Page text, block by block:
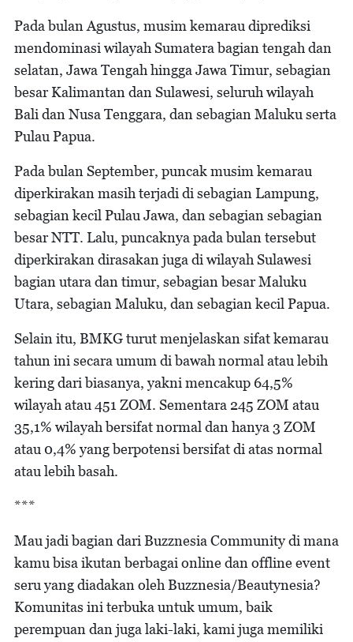
Pada bulan Agustus, musim kemarau diprediksi
mendominasi wilayah Sumatera bagian tengah dan
selatan, Jawa Tengah hingga Jawa Timur, sebagian
besar Kalimantan dan Sulawesi, seluruh wilayah
Bali dan Nusa Tenggara, dan sebagian Maluku serta
Pulau Papua.
Pada bulan September, puncak musim kemarau
diperkirakan masih terjadi di sebagian Lampung,
sebagian kecil Pulau Jawa, dan sebagian sebagian
besar NTT. Lalu, puncaknya pada bulan tersebut
diperkirakan dirasakan juga di wilayah Sulawesi
bagian utara dan timur, sebagian besar Maluku
Utara, sebagian Maluku, dan sebagian kecil Papua.
Selain itu, BMKG turut menjelaskan sifat kemarau
tahun ini secara umum di bawah normal atau lebih
kering dari biasanya, yakni mencakup 64,5%
wilayah atau 451 ZOM. Sementara 245 ZOM atau
35,1% wilayah bersifat normal dan hanya 3 ZOM
atau 0,4% yang berpotensi bersifat di atas normal
atau lebih basah.
***
Mau jadi bagian dari Buzznesia Community di mana
kamu bisa ikutan berbagai online dan offline event
seru yang diadakan oleh Buzznesia/Beautynesia?
Komunitas ini terbuka untuk umum, baik
perempuan dan juga laki-laki, kami juga memiliki